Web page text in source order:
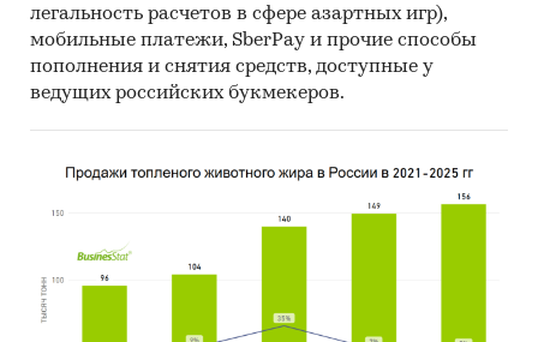
месяц в динамике за 2009-2025, прирост за
последний месяц, темпы прироста к
аналогичному периоду предыдущего года
2025
Темпы прироста цены к предыдущему
месяцу, 2025
значения цены по месяцам в 2024, 2025
легальность расчетов в сфере азартных игр),
мобильные платежи, SberPay и прочие способы
пополнения и снятия средств, доступные у
ведущих российских букмекеров.